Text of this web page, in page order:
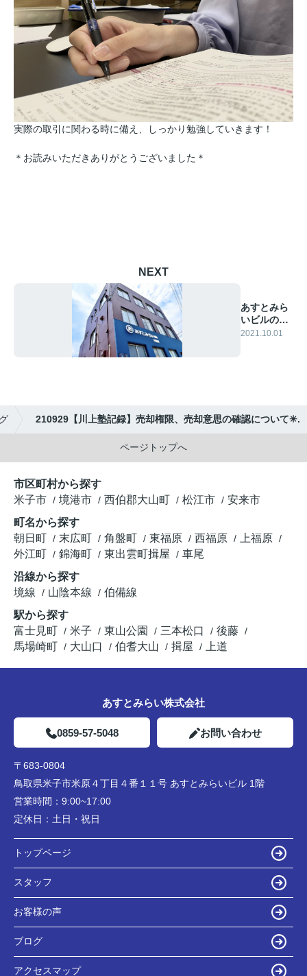
実際の取引に関わる時に備え、しっかり勉強していきます！
＊お読みいただきありがとうございました＊
NEXT
あすとみら
いビルのご
紹介
2021.10.01
210929【川上塾記録】売却権限、売却意思の確認について✳︎.
ページトップへ
市区町村から探す
米子市
境港市 西伯郡大山町 松江市
安来市
町名から探す
朝日町
末広町 角盤町 東福原 西福原
上福原
外江町
錦海町 東出雲町揖屋
車尾
沿線から探す
境線
山陰本線
伯備線
駅から探す
富士見町
米子 東山公園 三本松口
後藤
馬場崎町
大山口 伯耆大山 揖屋 上道
あすとみらい株式会社
0859-57-5048 お問い合わせ
〒683-0804
鳥取県米子市米原４丁目４番１１号 あすとみらいビル 1階
営業時間： 9:00~17:00
定休日： 土日・祝日
トップページ
スタッフ
お客様の声
ブログ
アクセスマップ